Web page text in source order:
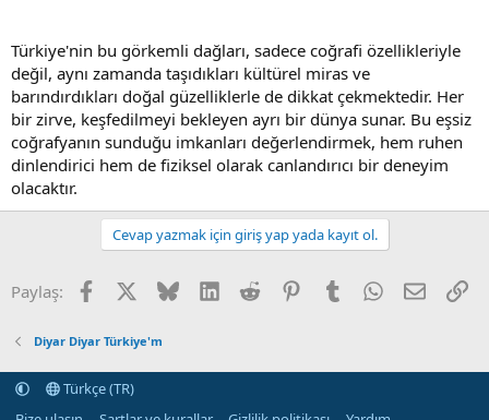
Türkiye'nin bu görkemli dağları, sadece coğrafi özellikleriyle
değil, aynı zamanda taşıdıkları kültürel miras ve
barındırdıkları doğal güzelliklerle de dikkat çekmektedir. Her
bir zirve, keşfedilmeyi bekleyen ayrı bir dünya sunar. Bu eşsiz
coğrafyanın sunduğu imkanları değerlendirmek, hem ruhen
dinlendirici hem de fiziksel olarak canlandırıcı bir deneyim
olacaktır.
Cevap yazmak için giriş yap yada kayıt ol.
Paylaş: FacebookX (Twitter)
BlueskyLinkedInReddit PinterestTumblr WhatsApp
E-posta
Diyar Diyar Türkiye'm
Türkçe (TR)